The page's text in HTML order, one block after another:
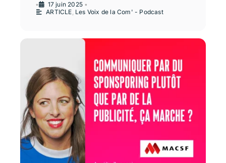
• 17 juin 2025 •
ARTICLE, Les Voix de la Com' - Podcast